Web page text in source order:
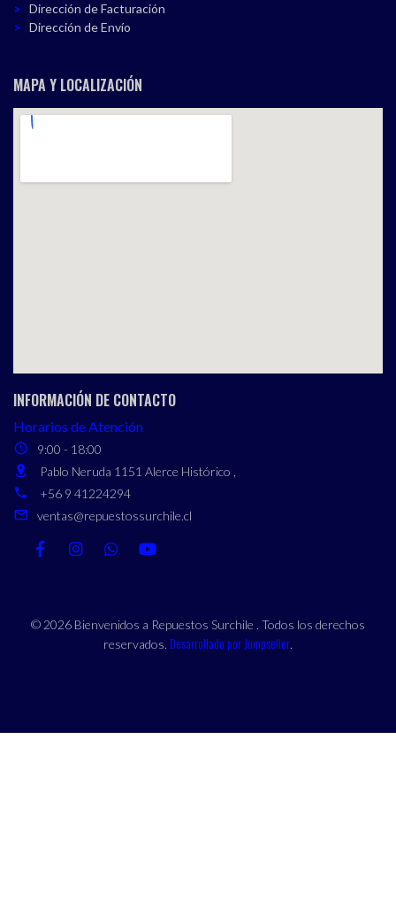
Dirección de Facturación
Dirección de Envío
MAPA Y LOCALIZACIÓN
INFORMACIÓN DE CONTACTO
Horarios de Atención
9:00 - 18:00
Pablo Neruda 1151 Alerce Histórico ,
+56 9 41224294
ventas@repuestossurchile.cl
© 2026 Bienvenidos a Repuestos Surchile . Todos los derechos
reservados. Desarrollado por Jumpseller.